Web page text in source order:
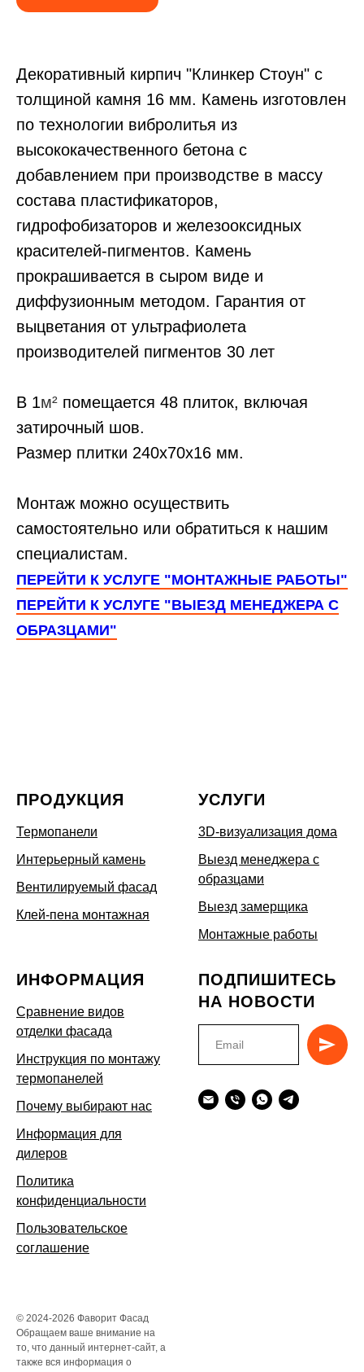
Декоративный кирпич "Клинкер Стоун" с
толщиной камня 16 мм. Камень изготовлен
по технологии вибролитья из
высококачественного бетона с
добавлением при производстве в массу
состава пластификаторов,
гидрофобизаторов и железооксидных
красителей-пигментов. Камень
прокрашивается в сыром виде и
диффузионным методом. Гарантия от
выцветания от ультрафиолета
производителей пигментов 30 лет
В 1м² помещается 48 плиток, включая
затирочный шов.
Размер плитки 240х70х16 мм.
Монтаж можно осуществить
самостоятельно или обратиться к нашим
специалистам.
ПЕРЕЙТИ К УСЛУГЕ "МОНТАЖНЫЕ РАБОТЫ"
ПЕРЕЙТИ К УСЛУГЕ "ВЫЕЗД МЕНЕДЖЕРА С
ОБРАЗЦАМИ"
ПРОДУКЦИЯ
Термопанели
Интерьерный камень
Вентилируемый фасад
Клей-пена монтажная
УСЛУГИ
3D-визуализация дома
Выезд менеджера с
образцами
Выезд замерщика
Монтажные работы
ИНФОРМАЦИЯ
Сравнение видов
отделки фасада
Инструкция по монтажу
термопанелей
Почему выбирают нас
Информация для
дилеров
Политика
конфиденциальности
Пользовательское
соглашение
ПОДПИШИТЕСЬ
НА НОВОСТИ
© 2024-2026 Фаворит Фасад
Обращаем ваше внимание на
то, что данный интернет-сайт, а
также вся информация о